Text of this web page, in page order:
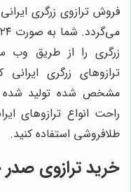
فروش ترازوی زرگری
زرگری را از طریق وب
ترازوهای زرگری
مشخص شده تولید شده
راحت انواع ترازوهای
طلافروشی استفاده کنید.
خرید ترازوی